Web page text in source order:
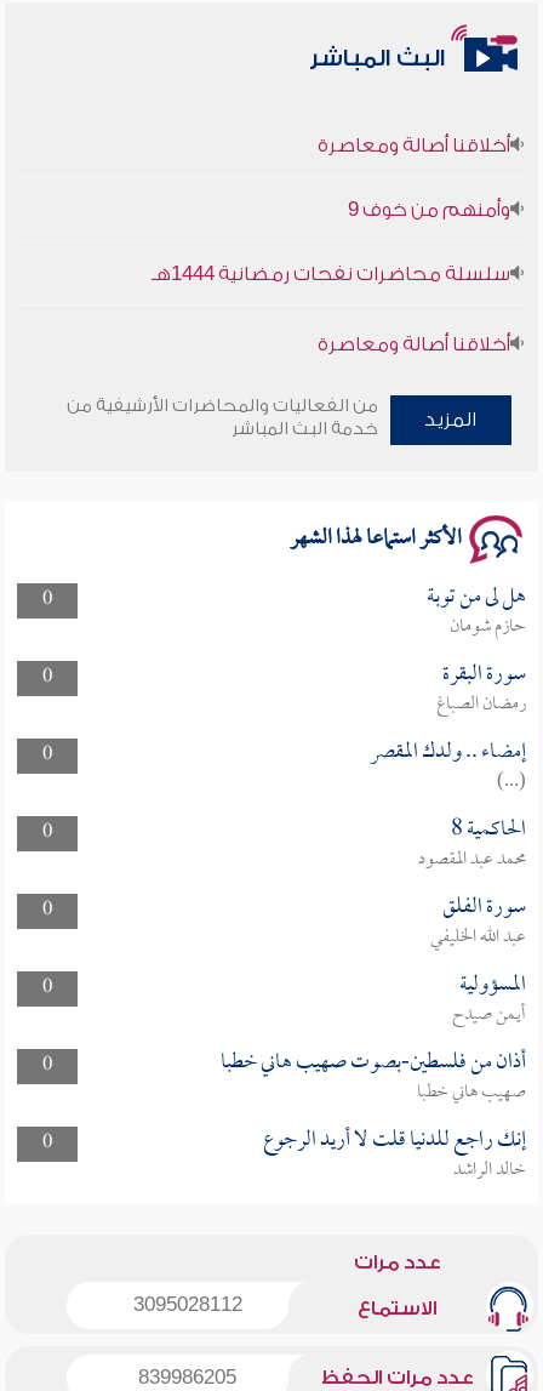
البث المباشر
أخلاقنا أصالة ومعاصرة
وأمنهم من خوف 9
أخلاقنا أصالة ومعاصرة
وأمنهم من خوف 9
المزيد
من الفعاليات والمحاضرات الأرشيفية من
خدمة البث المباشر
الأكثر استماعا لهذا الشهر
0 هل لى من توبة
حازم شومان
0
سورة البقرة
رمضان الصباغ
0
إمضاء .. ولدك المقصر
(...)
0
الحاكمية 8
محمد عبد المقصود
0
سورة الفلق
عبد الله الخليفي
0
المسؤولية
أيمن صيدح
0
أذان من فلسطين-بصوت صهيب هاني خطبا
صهيب هاني خطبا
0
إنك راجع للدنيا قلت لا أريد الرجوع
خالد الراشد
عدد مرات
الاستماع 3095028112
عدد مرات الحفظ 839986205